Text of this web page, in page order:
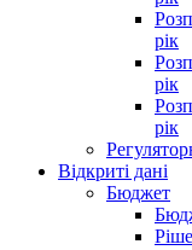
рік
рік
рік
Відкриті дані
Бюджет